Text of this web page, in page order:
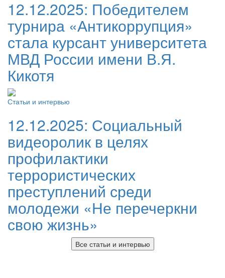
12.12.2025: Победителем
турнира «Антикоррупция»
стала курсант университета
МВД России имени В.Я.
Кикотя
Статьи и интервью
12.12.2025: Социальный
видеоролик в целях
профилактики
террористических
преступлений среди
молодежи «Не перечеркни
свою жизнь»
Все статьи и интервью